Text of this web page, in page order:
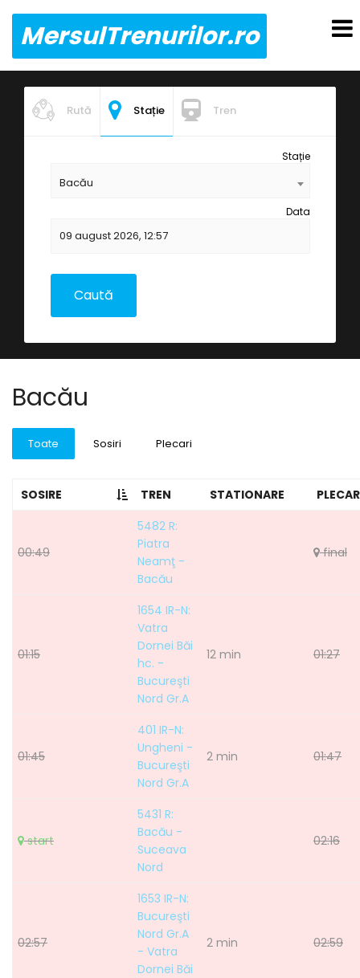
MersulTrenurilor.ro
Rută Stație Tren
Stație
Bacău
Data
Bacău
Toate Sosiri Plecari
SOSIRE TREN STATIONARE
00:49
5482 R:
Piatra
Neamţ -
Bacău
final
01:15
1654 IR-N:
Vatra
Dornei Băi
hc. -
Bucureşti
Nord Gr.A
12 min 01:27
01:45
401 IR-N:
Ungheni -
Bucureşti
Nord Gr.A
2 min 01:47
start
5431 R:
Bacău -
Suceava
Nord
02:16
02:57
1653 IR-N:
Bucureşti
Nord Gr.A
- Vatra
Dornei Băi
2 min 02:59